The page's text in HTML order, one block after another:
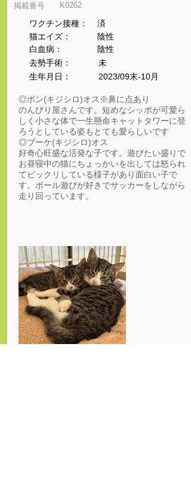
​掲載番号
K0262
ワクチン接種：
猫エイズ：
​白血病：
​去勢手術：
生年月日：
済
陰性
陰性
未
2023/09末-10月
◎ポン(キジシロ)オス※鼻に点あり
のんびり屋さんです。短めなシッポが可愛ら
しく小さな体で一生懸命キャットタワーに登
ろうとしている姿もとても愛らしいです
◎ブーケ(キジシロ)オス
好奇心旺盛な活発な子です。遊びたい盛りで
お昼寝中の猫にちょっかいを出しては怒られ
てビックリしている様子があり面白い子で
す。ボール遊びが好きでサッカーをしながら
走り回っています。